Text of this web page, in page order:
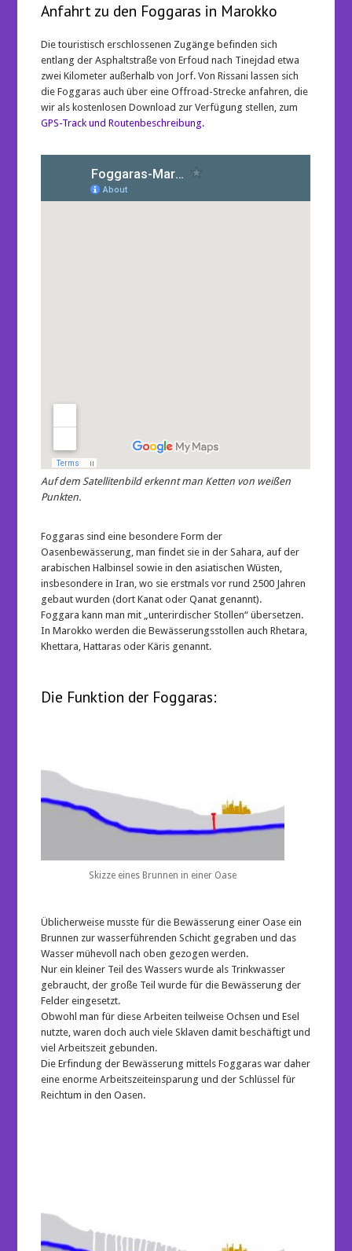
Anfahrt zu den Foggaras in Marokko
Die touristisch erschlossenen Zugänge befinden sich
entlang der Asphaltstraße von Erfoud nach Tinejdad etwa
zwei Kilometer außerhalb von Jorf. Von Rissani lassen sich
die Foggaras auch über eine Offroad-Strecke anfahren, die
wir als kostenlosen Download zur Verfügung stellen, zum
GPS-Track und Routenbeschreibung.
Auf dem Satellitenbild erkennt man Ketten von weißen
Punkten.
Foggaras sind eine besondere Form der
Oasenbewässerung, man findet sie in der Sahara, auf der
arabischen Halbinsel sowie in den asiatischen Wüsten,
insbesondere in Iran, wo sie erstmals vor rund 2500 Jahren
gebaut wurden (dort Kanat oder Qanat genannt).
Foggara kann man mit „unterirdischer Stollen“ übersetzen.
In Marokko werden die Bewässerungsstollen auch Rhetara,
Khettara, Hattaras oder Käris genannt.
Die Funktion der Foggaras:
Skizze eines Brunnen in einer Oase
Üblicherweise musste für die Bewässerung einer Oase ein
Brunnen zur wasserführenden Schicht gegraben und das
Wasser mühevoll nach oben gezogen werden.
Nur ein kleiner Teil des Wassers wurde als Trinkwasser
gebraucht, der große Teil wurde für die Bewässerung der
Felder eingesetzt.
Obwohl man für diese Arbeiten teilweise Ochsen und Esel
nutzte, waren doch auch viele Sklaven damit beschäftigt und
viel Arbeitszeit gebunden.
Die Erfindung der Bewässerung mittels Foggaras war daher
eine enorme Arbeitszeiteinsparung und der Schlüssel für
Reichtum in den Oasen.